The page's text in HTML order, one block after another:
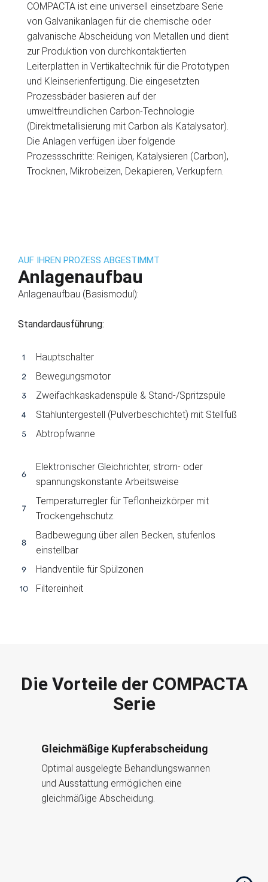
COMPACTA ist eine universell einsetzbare Serie
von Galvanikanlagen für die chemische oder
galvanische Abscheidung von Metallen und dient
zur Produktion von durchkontaktierten
Leiterplatten in Vertikaltechnik für die Prototypen
und Kleinserienfertigung. Die eingesetzten
Prozessbäder basieren auf der
umweltfreundlichen Carbon-Technologie
(Direktmetallisierung mit Carbon als Katalysator).
Die Anlagen verfügen über folgende
Prozessschritte: Reinigen, Katalysieren (Carbon),
Trocknen, Mikrobeizen, Dekapieren, Verkupfern.
AUF IHREN PROZESS ABGESTIMMT
Anlagenaufbau
Anlagenaufbau (Basismodul):
Standardausführung:
Hauptschalter
Bewegungsmotor
Zweifachkaskadenspüle & Stand-/Spritzspüle
Stahluntergestell (Pulverbeschichtet) mit Stellfuß
Abtropfwanne
Elektronischer Gleichrichter, strom- oder
spannungskonstante Arbeitsweise
Temperaturregler für Teflonheizkörper mit
Trockengehschutz.
Badbewegung über allen Becken, stufenlos
einstellbar
Handventile für Spülzonen
Filtereinheit
Die Vorteile der COMPACTA
Serie
Gleichmäßige Kupferabscheidung
Optimal ausgelegte Behandlungswannen
und Ausstattung ermöglichen eine
gleichmäßige Abscheidung.